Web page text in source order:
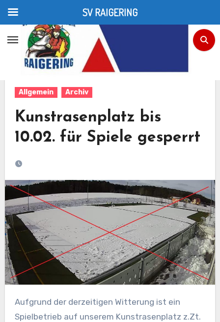
Inhalt
springen
Home
Allgemein
Kunstrasenplatz bis 10.02. für Spiele gesperrt
Allgemein Archiv
Kunstrasenplatz bis
10.02. für Spiele gesperrt
Aufgrund der derzeitigen Witterung ist ein
Spielbetrieb auf unserem Kunstrasenplatz z.Zt.
SV RAIGERING